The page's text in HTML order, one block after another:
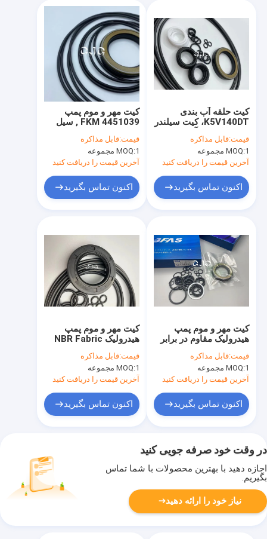
کیت مهر و موم پمپ
FKM 4451039 , سیل
بیل مکانیکی PC30
PC35
قیمت:قابل مذاکره
MOQ:1 مجموعه
آخرین قیمت را دریافت کنید
اکنون تماس بگیرید
کیت حلقه آب بندی
K5V140DT، کیت سیلندر
NBR FKM
قیمت:قابل مذاکره
MOQ:1 مجموعه
آخرین قیمت را دریافت کنید
اکنون تماس بگیرید
کیت مهر و موم پمپ
هیدرولیک NBR Fabric
کیت مهر و موم بیل
مکانیکی 4451039
قیمت:قابل مذاکره
MOQ:1 مجموعه
آخرین قیمت را دریافت کنید
اکنون تماس بگیرید
کیت مهر و موم پمپ
هیدرولیک مقاوم در برابر
PC130-7 SK210-7
SK210-8
قیمت:قابل مذاکره
MOQ:1 مجموعه
آخرین قیمت را دریافت کنید
اکنون تماس بگیرید
در وقت خود صرفه جویی کنید
اجازه دهید با بهترین محصولات با شما تماس
بگیریم.
نیاز خود را ارائه دهید